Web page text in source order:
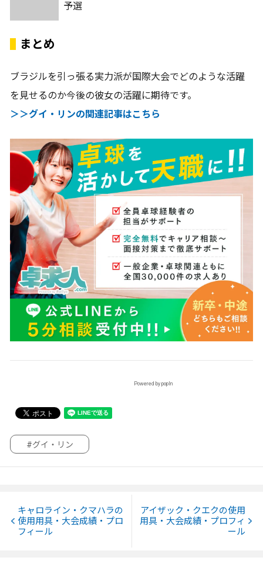
予選
まとめ
ブラジルを引っ張る実力派が国際大会でどのような活躍
を見せるのか今後の彼女の活躍に期待です。
＞＞グイ・リンの関連記事はこちら
Powered by popIn
#グイ・リン
キャロライン・クマハラの
使用用具・大会成績・プロ
フィール
アイザック・クエクの使用
用具・大会成績・プロフィ
ール